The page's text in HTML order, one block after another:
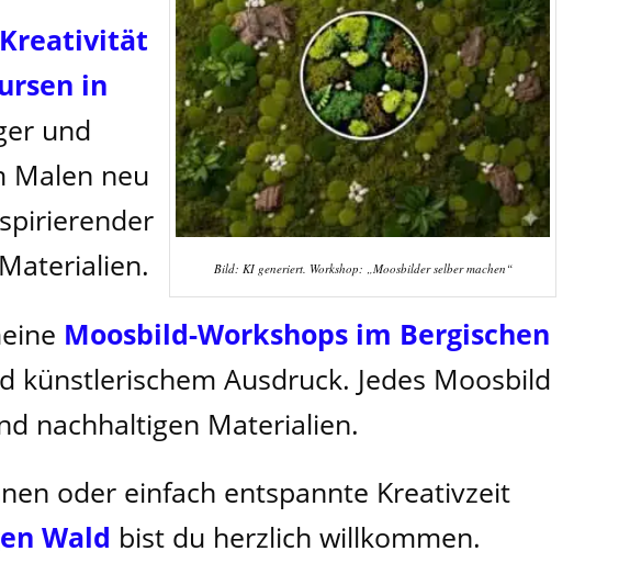
Bild: KI generiert. Workshop: „Moosbilder selber machen“
in
und
Malen neu
Moosbild-Workshopsim Bergischen
Ausdruck. Jedes Moosbild
nachhaltigen Materialien.
oder einfach entspannte Kreativzeit
Wald bist du herzlich willkommen.